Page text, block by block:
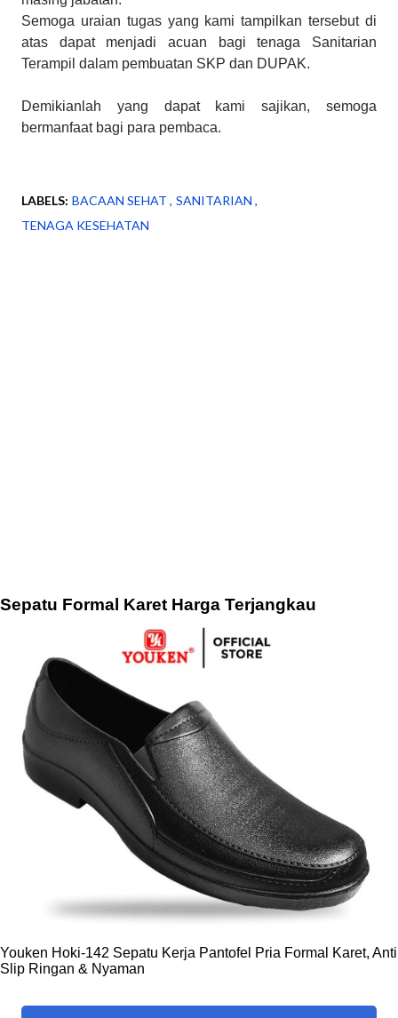
Semoga uraian tugas yang kami tampilkan tersebut di
atas dapat menjadi acuan bagi tenaga Sanitarian
Terampil dalam pembuatan SKP dan DUPAK.
Demikianlah yang dapat kami sajikan, semoga
bermanfaat bagi para pembaca.
LABELS: BACAAN SEHAT
SANITARIAN
TENAGA KESEHATAN
Sepatu Formal Karet Harga Terjangkau
Youken Hoki-142 Sepatu Kerja Pantofel Pria Formal Karet, Anti
Slip Ringan & Nyaman